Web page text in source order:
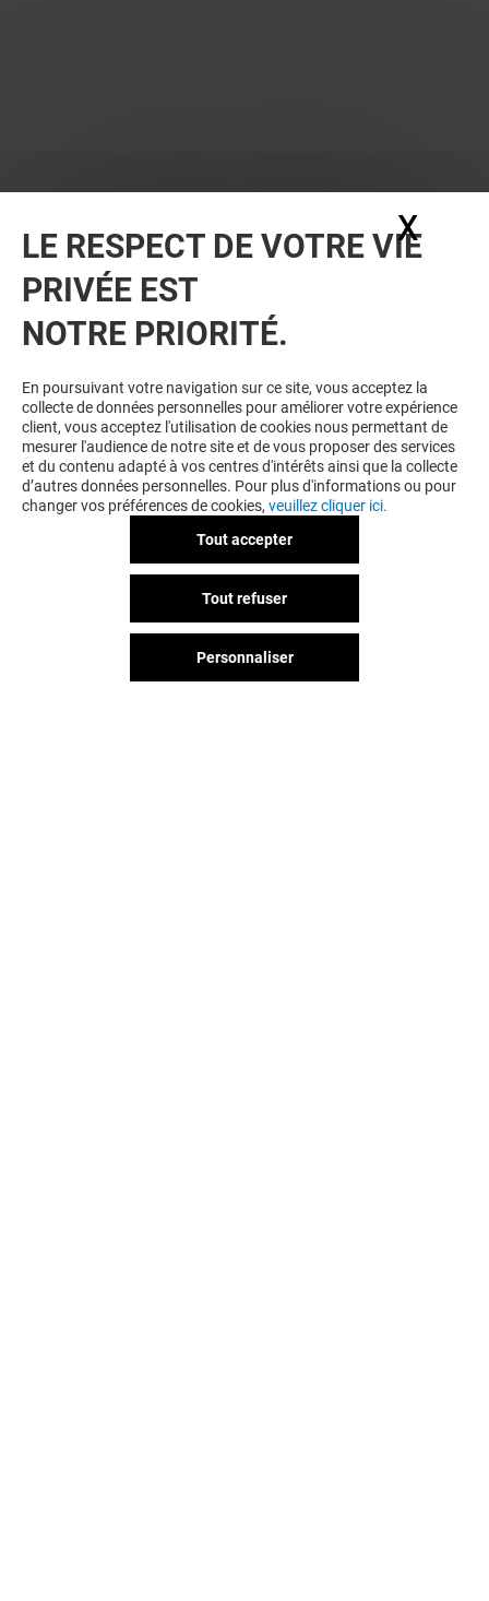
LE RESPECT DE VOTRE VIE
PRIVÉE EST
NOTRE PRIORITÉ.
En poursuivant votre navigation sur ce site, vous acceptez la
collecte de données personnelles pour améliorer votre expérience
client, vous acceptez l'utilisation de cookies nous permettant de
mesurer l'audience de notre site et de vous proposer des services
et du contenu adapté à vos centres d'intérêts ainsi que la collecte
d’autres données personnelles. Pour plus d'informations ou pour
changer vos préférences de cookies, veuillez cliquer ici.
Tout accepter
Tout refuser
Personnaliser
X